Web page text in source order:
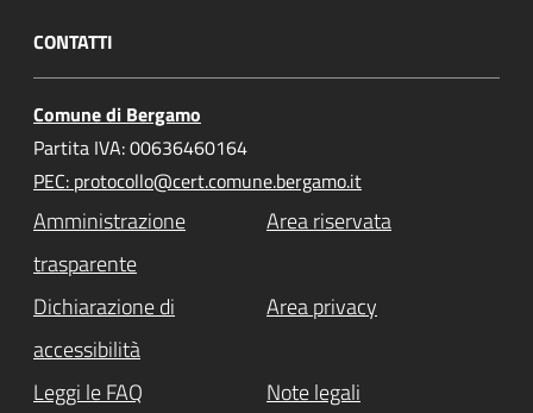
CONTATTI
Comune di Bergamo
Partita IVA: 00636460164
PEC: protocollo@cert.comune.bergamo.it
Amministrazione
trasparente
Area riservata
Dichiarazione di
accessibilità
Area privacy
Leggi le FAQ Note legali